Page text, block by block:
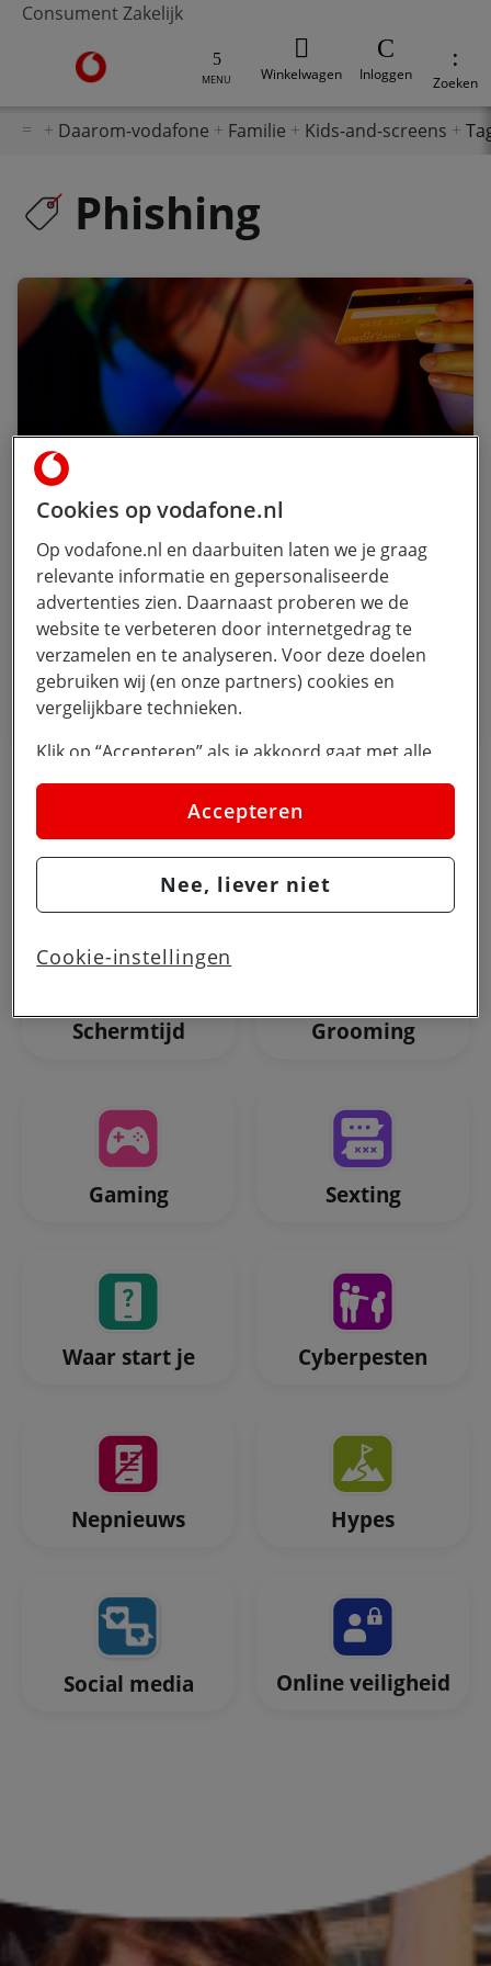
Consument Zakelijk
Ga naar de Vodafone homepage
MENU Winkelwagen Inloggen Zoeken
Daarom-vodafone Familie Kids-and-screens
Phishing
Je kind en online uitgaven. Wat zijn de
risico's?
Een nieuwe skin in Fortnite. Een snelle aankoop
in een webshop. Of een abonnement dat blijft
doorlopen. Jongeren geven online makkelijker
dan ooit geld uit. Eén klik en het is geregeld. Hoe
hou je dat in de gaten én veilig?
4 minuten
Ontdek meer
Schermtijd Grooming
Gaming Sexting
Waar start je Cyberpesten
Nepnieuws Hypes
Social media Online veiligheid
Cookies op vodafone.nl
Op vodafone.nl en daarbuiten laten we je graag
relevante informatie en gepersonaliseerde
advertenties zien. Daarnaast proberen we de
website te verbeteren door internetgedrag te
verzamelen en te analyseren. Voor deze doelen
gebruiken wij (en onze partners) cookies en
vergelijkbare technieken.
Klik op “Accepteren” als je akkoord gaat met alle
cookies. Kies je voor “Nee, liever niet”, dan
plaatsen we alleen strikt noodzakelijke cookies om
de website goed te laten werken. Dat betekent dat
we geen vormen van personalisatie toepassen.
Via cookie instellingen kan je zelf bepalen welke
wijzigen of intrekken op de
Accepteren
Nee, liever niet
Cookie-instellingen